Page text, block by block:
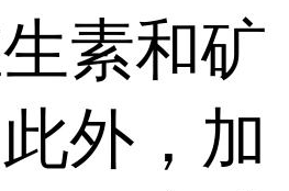
素和矿
外，加